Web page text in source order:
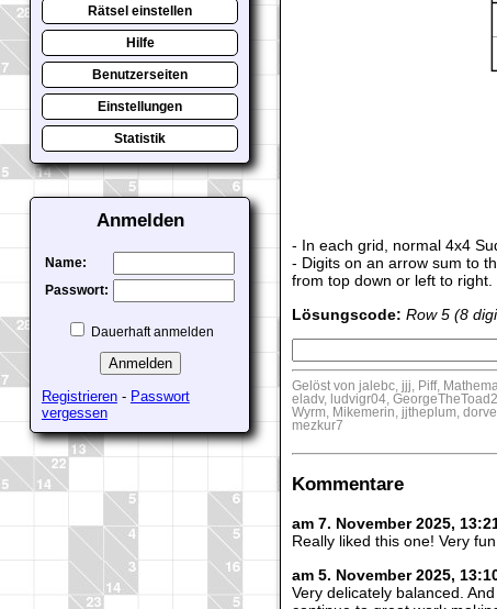
- In each grid, normal 4x4
- Digits on an arrow sum to
from top down or left to right.
Lösungscode: Row 5 (8
Gelöst von jalebc, jjj, Piff,
eladv, ludvigr04,
Wyrm, Mikemerin, jjtheplum,
mezkur7
Kommentare
am 7. November 2025,
Really liked this one! Very
am 5. November 2025,
Very delicately balanced.
Rätsel einstellen
Hilfe
Benutzerseiten
Einstellungen
Statistik
Anmelden
Name:
Passwort:
Dauerhaft anmelden
Registrieren- Passwort
vergessen